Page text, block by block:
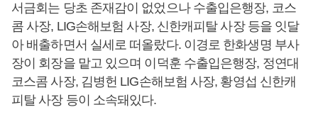
서금회는 당초 존재감이 없었으나 수출입은행장, 코스
콤 사장, LIG손해보험 사장, 신한캐피탈 사장 등을 잇달
아 배출하면서 실세로 떠올랐다. 이경로 한화생명 부사
장이 회장을 맡고 있으며 이덕훈 수출입은행장, 정연대
코스콤 사장, 김병헌 LIG손해보험 사장, 황영섭 신한캐
피탈 사장 등이 소속돼있다.